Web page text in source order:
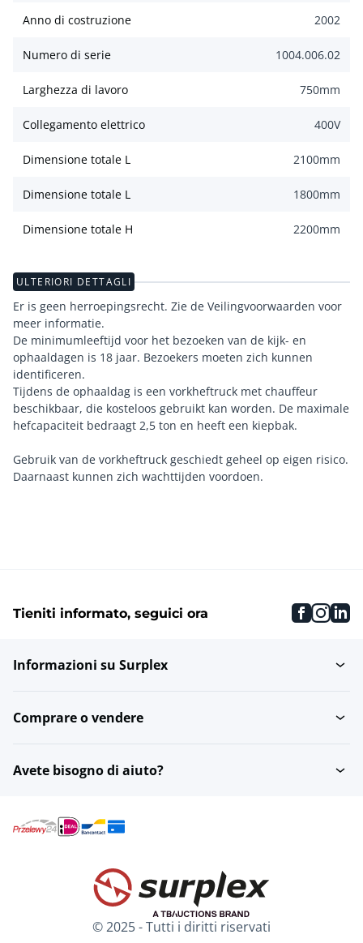
Anno di costruzione 2002
Numero di serie 1004.006.02
Larghezza di lavoro 750mm
Collegamento elettrico 400V
Dimensione totale L 2100mm
Dimensione totale L 1800mm
Dimensione totale H 2200mm
ULTERIORI DETTAGLI
Er is geen herroepingsrecht. Zie de Veilingvoorwaarden voor
meer informatie.
De minimumleeftijd voor het bezoeken van de kijk- en
ophaaldagen is 18 jaar. Bezoekers moeten zich kunnen
identificeren.
Tijdens de ophaaldag is een vorkheftruck met chauffeur
beschikbaar, die kosteloos gebruikt kan worden. De maximale
hefcapaciteit bedraagt 2,5 ton en heeft een kiepbak.
Gebruik van de vorkheftruck geschiedt geheel op eigen risico.
Tieniti informato, seguici ora
Informazioni su Surplex
Comprare o vendere
Avete bisogno di aiuto?
© 2025 - Tutti i diritti riservati